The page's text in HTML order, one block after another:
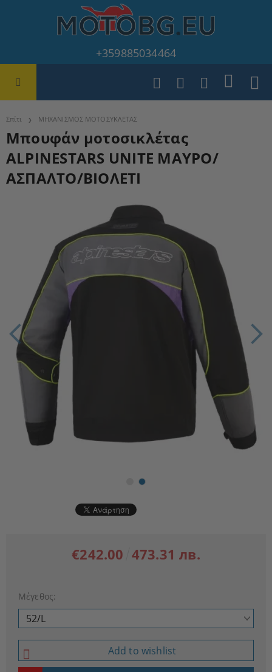
+359885034464
Σπίτι ΜΗΧΑΝΙΣΜΟΣ ΜΟΤΟΣΥΚΛΕΤΑΣ
Μπουφάν μοτοσικλέτας
ALPINESTARS UNITE ΜΑΥΡΟ/
ΑΣΠΑΛΤΟ/ΒΙΟΛΕΤΙ
€242.00 473.31 лв.
Μέγεθος:
Add to wishlist